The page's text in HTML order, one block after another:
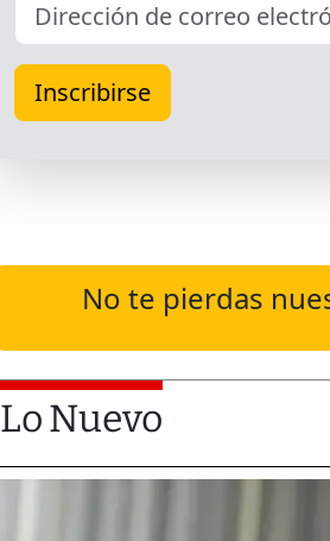
No te pierdas
Lo Nuevo